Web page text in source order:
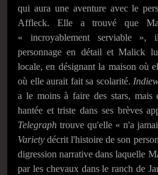
qui aura une aventure avec le
Affleck. Elle a trouvé que
« incroyablement serviable »,
personnage en détail et Malick
locale, en désignant la maison où
où elle aurait fait sa scolarité.
a le moins à faire des stars, mais
hantée et triste dans ses brèves
Telegraph trouve qu'elle « n'a
Variety décrit l'histoire de son
digression narrative dans laquelle
par les chevaux dans le ranch de